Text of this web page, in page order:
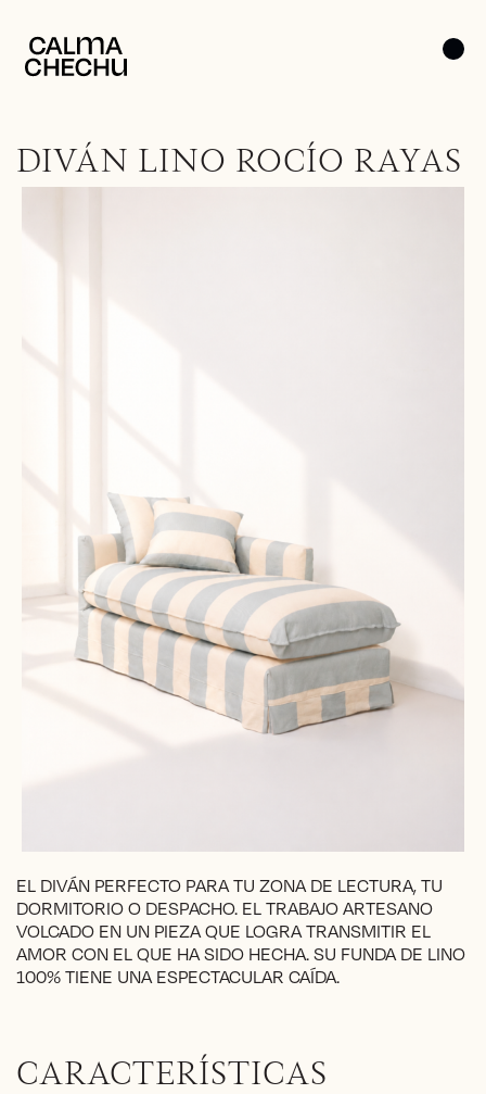
DIVÁN LINO ROCÍO RAYAS
EL DIVÁN PERFECTO PARA TU ZONA DE LECTURA, TU
DORMITORIO O DESPACHO. EL TRABAJO ARTESANO
VOLCADO EN UN PIEZA QUE LOGRA TRANSMITIR EL
AMOR CON EL QUE HA SIDO HECHA. SU FUNDA DE LINO
100% TIENE UNA ESPECTACULAR CAÍDA.
CARACTERÍSTICAS